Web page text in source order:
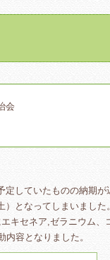
会
していたものの納期
となってしまいまし
キセネア,ゼラニウム
容となりました。